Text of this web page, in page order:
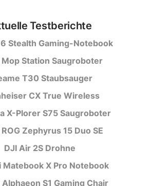
Testberichte
Stealth Gaming-Notebook
Mop Station Saugroboter
T30 Staubsauger
CX True Wireless
X-Plorer S75 Saugroboter
ROG Zephyrus 15 Duo SE
DJI Air 2S Drohne
Matebook X Pro Notebook
S1 Gaming Chair